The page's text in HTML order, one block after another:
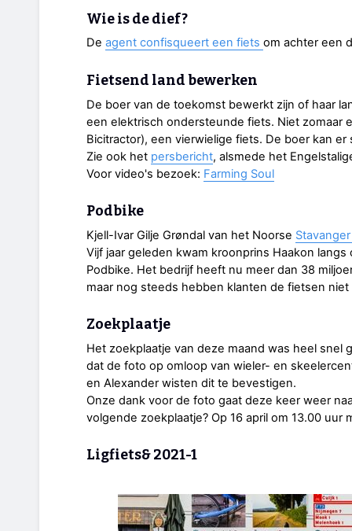
Wie is de dief?
De agent confisqueert een fiets om achter een
Fietsend land bewerken
De boer van de toekomst bewerkt zijn of haar
een elektrisch ondersteunde fiets. Niet zomaar
Bicitractor), een vierwielige fiets. De boer kan
Zie ook het persbericht, alsmede het
Voor video's bezoek: Farming Soul
Podbike
Kjell-Ivar Gilje Grøndal van het Noorse
Vijf jaar geleden kwam kroonprins Haakon
Podbike. Het bedrijf heeft nu meer dan 38
maar nog steeds hebben klanten de fietsen
Zoekplaatje
Het zoekplaatje van deze maand was heel snel
dat de foto op omloop van wieler- en
en Alexander wisten dit te bevestigen.
Onze dank voor de foto gaat deze keer weer
volgende zoekplaatje? Op 16 april om 13.00 uur
Ligfiets& 2021-1